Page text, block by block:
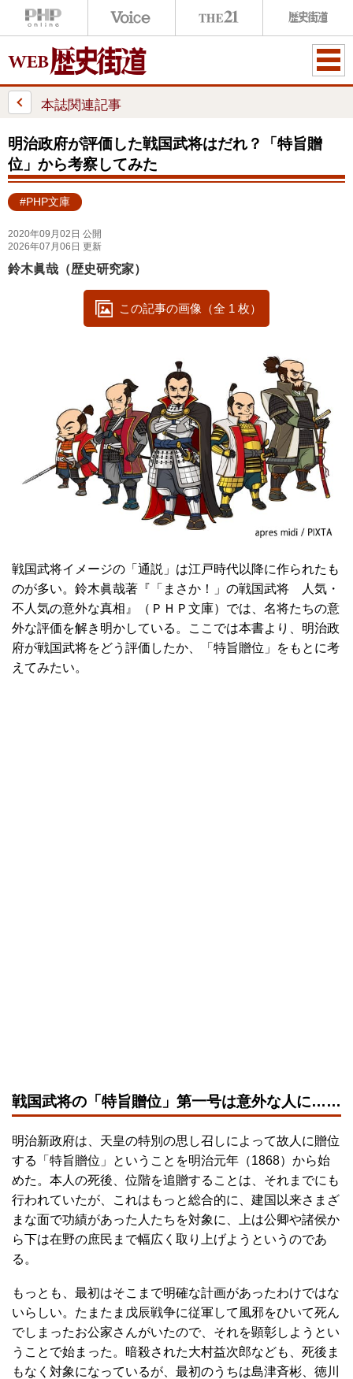
ME
本誌関連記事
明治政府が評価した戦国武将はだれ？「特旨贈
位」から考察してみた
#PHP文庫
2020年09月02日 公開
2026年07月06日 更新
鈴木眞哉（歴史研究家）
この記事の画像（全 1 枚）
戦国武将イメージの「通説」は江戸時代以降に作られたも
のが多い。鈴木眞哉著『「まさか！」の戦国武将 人気・
不人気の意外な真相』（ＰＨＰ文庫）では、名将たちの意
外な評価を解き明かしている。ここでは本書より、明治政
府が戦国武将をどう評価したか、「特旨贈位」をもとに考
えてみたい。
戦国武将の「特旨贈位」第一号は意外な人に……
明治新政府は、天皇の特別の思し召しによって故人に贈位
する「特旨贈位」ということを明治元年（1868）から始
めた。本人の死後、位階を追贈することは、それまでにも
行われていたが、これはもっと総合的に、建国以来さまざ
まな面で功績があった人たちを対象に、上は公卿や諸侯か
ら下は在野の庶民まで幅広く取り上げようというのであ
る。
もっとも、最初はそこまで明確な計画があったわけではな
いらしい。たまたま戊辰戦争に従軍して風邪をひいて死ん
でしまったお公家さんがいたので、それを顕彰しようとい
うことで始まった。暗殺された大村益次郎なども、死後ま
もなく対象になっているが、最初のうちは島津斉彬、徳川